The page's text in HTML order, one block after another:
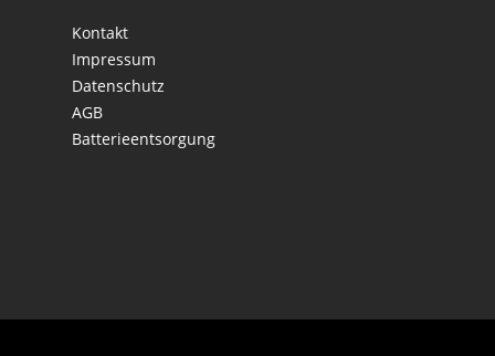
Kontakt
Impressum
Datenschutz
AGB
Batterieentsorgung